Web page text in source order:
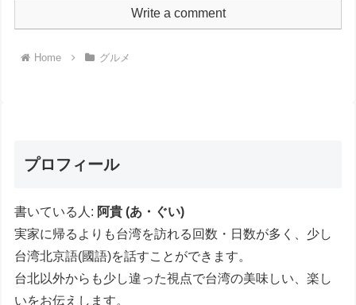
Write a comment
Home グルメ
プロフィール
書いている人: 阿貴 (あ・ぐい)
実家に帰るよりも台湾を訪れる回数・日数が多く、少し
台湾北京語(國語)を話すことができます。
台北以外からも少し違った視点で台湾の美味しい、楽し
いをお伝えします。